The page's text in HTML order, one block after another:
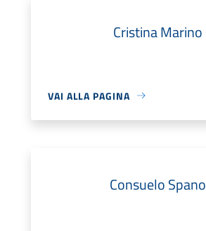
Cristina Marino
VAI ALLA PAGINA
Consuelo Spano